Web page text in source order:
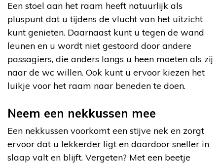
Een stoel aan het raam heeft natuurlijk als
pluspunt dat u tijdens de vlucht van het uitzicht
kunt genieten. Daarnaast kunt u tegen de wand
leunen en u wordt niet gestoord door andere
passagiers, die anders langs u heen moeten als zij
naar de wc willen. Ook kunt u ervoor kiezen het
luikje voor het raam naar beneden te doen.
Neem een nekkussen mee
Een nekkussen voorkomt een stijve nek en zorgt
ervoor dat u lekkerder ligt en daardoor sneller in
slaap valt en blijft. Vergeten? Met een beetje